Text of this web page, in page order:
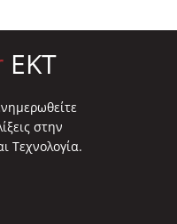
EKT
στην
Τεχνολογία.